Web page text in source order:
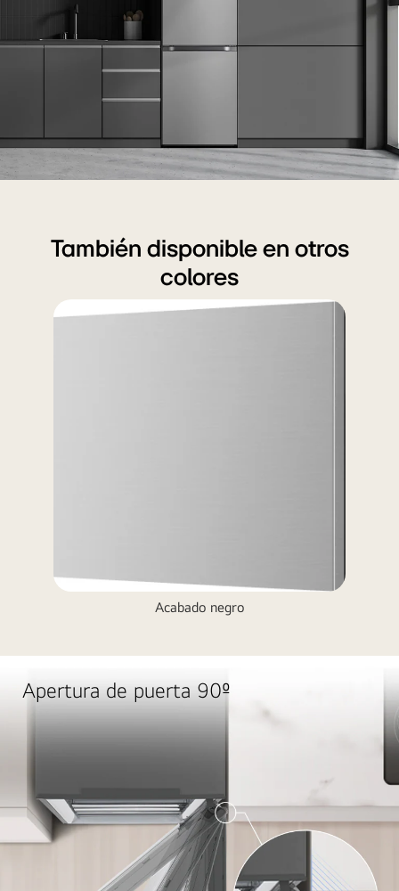
También disponible en otros
colores
Acabado negro
Apertura de puerta 90º